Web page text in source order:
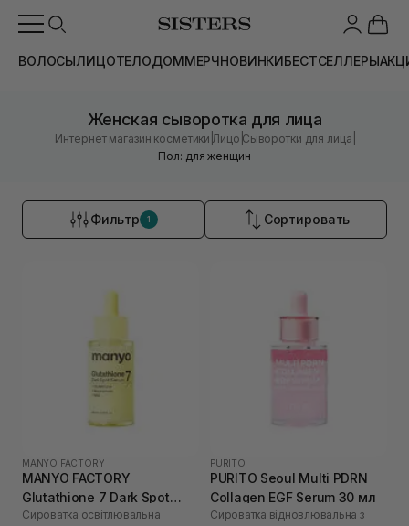
ВОЛОСЫЛИЦОТЕЛОДОММЕРЧНОВИНКИБЕСТСЕЛЛЕРЫ
Женская сыворотка для лица
Интернет магазин косметики |Лицо |Сыворотки для лица
Пол: для женщин
Фильтр 1 Сортировать
MANYO FACTORY
MANYO FACTORY
Glutathione 7 Dark Spot
Serum 30 мл
Сироватка освітлювальна
PURITO
PURITO Seoul Multi PDRN
Collagen EGF Serum 30 мл
Сироватка відновлювальна з